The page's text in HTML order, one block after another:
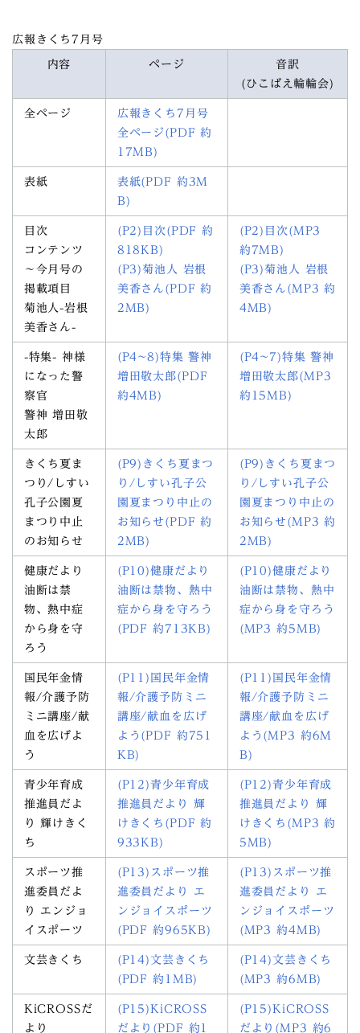
広報きくち7月号
内容 ページ
音訳
(ひこばえ輪輪会)
全ページ
広報きくち7月号
全ページ(PDF 約
17MB)
表紙
表紙(PDF 約3M
B)
目次
コンテンツ
～今月号の
掲載項目
菊池人-岩根
美香さん-
(P2)目次(PDF 約
818KB)
(P3)菊池人 岩根
美香さん(PDF 約
2MB)
(P2)目次(MP3
約7MB)
(P3)菊池人 岩根
美香さん(MP3 約
4MB)
-特集- 神様
になった警
察官
警神 増田敬
太郎
(P4~8)特集 警神
増田敬太郎(PDF
約4MB)
(P4~7)特集 警神
増田敬太郎(MP3
約15MB)
きくち夏ま
つり/しすい
孔子公園夏
まつり中止
のお知らせ
(P9)きくち夏まつ
り/しすい孔子公
園夏まつり中止の
お知らせ(PDF 約
2MB)
(P9)きくち夏まつ
り/しすい孔子公
園夏まつり中止の
お知らせ(MP3 約
2MB)
健康だより
油断は禁
物、熱中症
から身を守
ろう
(P10)健康だより
油断は禁物、熱中
症から身を守ろう
(PDF 約713KB)
(P10)健康だより
油断は禁物、熱中
症から身を守ろう
(MP3 約5MB)
国民年金情
報/介護予防
ミニ講座/献
血を広げよ
う
(P11)国民年金情
報/介護予防ミニ
講座/献血を広げ
よう(PDF 約751
KB)
(P11)国民年金情
報/介護予防ミニ
講座/献血を広げ
よう(MP3 約6M
B)
青少年育成
推進員だよ
り 輝けきく
ち
(P12)青少年育成
推進員だより 輝
けきくち(PDF 約
933KB)
(P12)青少年育成
推進員だより 輝
けきくち(MP3 約
5MB)
スポーツ推
進委員だよ
り エンジョ
イスポーツ
(P13)スポーツ推
進委員だより エ
ンジョイスポーツ
(PDF 約965KB)
(P13)スポーツ推
進委員だより エ
ンジョイスポーツ
(MP3 約4MB)
文芸きくち
(P14)文芸きくち
(PDF 約1MB)
(P14)文芸きくち
(MP3 約6MB)
KiCROSSだ
より
(P15)KiCROSS
だより(PDF 約1
(P15)KiCROSS
だより(MP3 約6